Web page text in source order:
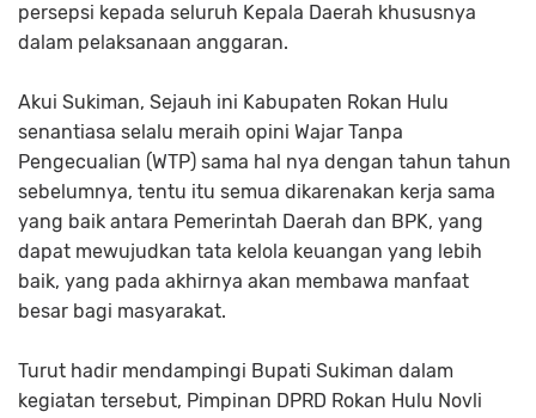
persepsi kepada seluruh Kepala Daerah khususnya
dalam pelaksanaan anggaran.
Akui Sukiman, Sejauh ini Kabupaten Rokan Hulu
senantiasa selalu meraih opini Wajar Tanpa
Pengecualian (WTP) sama hal nya dengan tahun tahun
sebelumnya, tentu itu semua dikarenakan kerja sama
yang baik antara Pemerintah Daerah dan BPK, yang
dapat mewujudkan tata kelola keuangan yang lebih
baik, yang pada akhirnya akan membawa manfaat
besar bagi masyarakat.
Turut hadir mendampingi Bupati Sukiman dalam
kegiatan tersebut, Pimpinan DPRD Rokan Hulu Novli